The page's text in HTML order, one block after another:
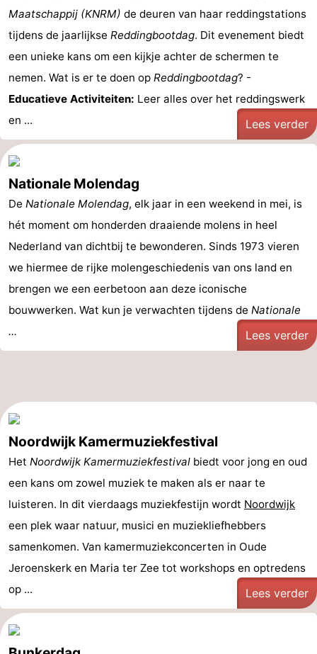
Maatschappij (KNRM) de deuren van haar reddingstations
tijdens de jaarlijkse Reddingbootdag. Dit evenement biedt
een unieke kans om een kijkje achter de schermen te
nemen. Wat is er te doen op Reddingbootdag? -
Educatieve Activiteiten: Leer alles over het reddingswerk
en ...
Lees verder
Nationale Molendag
De Nationale Molendag, elk jaar in een weekend in mei, is
hét moment om honderden draaiende molens in heel
Nederland van dichtbij te bewonderen. Sinds 1973 vieren
we hiermee de rijke molengeschiedenis van ons land en
brengen we een eerbetoon aan deze iconische
bouwwerken. Wat kun je verwachten tijdens de Nationale
...
Lees verder
Noordwijk Kamermuziekfestival
Het Noordwijk Kamermuziekfestival biedt voor jong en oud
een kans om zowel muziek te maken als er naar te
luisteren. In dit vierdaags muziekfestijn wordt Noordwijk
een plek waar natuur, musici en muziekliefhebbers
samenkomen. Van kamermuziekconcerten in Oude
Jeroenskerk en Maria ter Zee tot workshops en optredens
op ...
Lees verder